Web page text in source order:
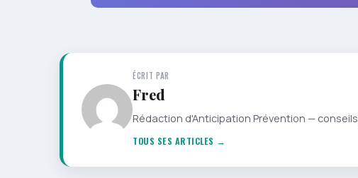
ÉCRIT PAR
Fred
Rédaction d'Anticipation Prévention —
TOUS SES ARTICLES →